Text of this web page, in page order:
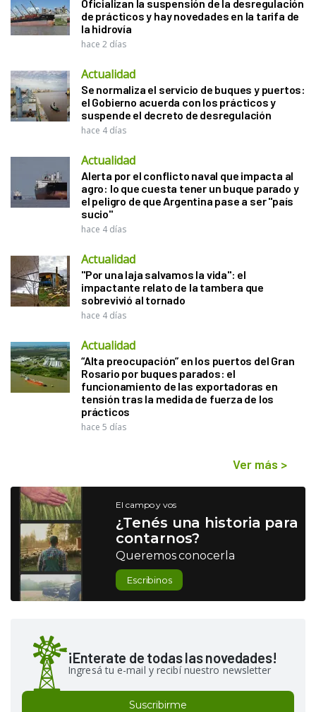
Oficializan la suspensión de la desregulación
de prácticos y hay novedades en la tarifa de
la hidrovía
hace 2 días
Actualidad
Se normaliza el servicio de buques y puertos:
el Gobierno acuerda con los prácticos y
suspende el decreto de desregulación
hace 4 días
Actualidad
Alerta por el conflicto naval que impacta al
agro: lo que cuesta tener un buque parado y
el peligro de que Argentina pase a ser "país
sucio"
hace 4 días
Actualidad
"Por una laja salvamos la vida": el
impactante relato de la tambera que
sobrevivió al tornado
hace 4 días
Actualidad
“Alta preocupación” en los puertos del Gran
Rosario por buques parados: el
funcionamiento de las exportadoras en
tensión tras la medida de fuerza de los
prácticos
hace 5 días
Ver más >
El campo y vos
¿Tenés una historia para
contarnos?
Queremos conocerla
Escribinos
¡Enterate de todas las novedades!
Ingresá tu e-mail y recibí nuestro newsletter
Suscribirme